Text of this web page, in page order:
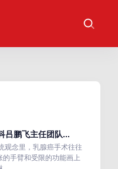
吕鹏飞主任团队...
观念里，乳腺癌手术往往
的手臂和受限的功能画上